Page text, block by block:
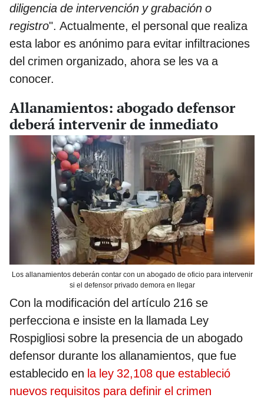
diligencia de intervención y grabación o
registro". Actualmente, el personal que realiza
esta labor es anónimo para evitar infiltraciones
del crimen organizado, ahora se les va a
conocer.
Allanamientos: abogado defensor
deberá intervenir de inmediato
Los allanamientos deberán contar con un abogado de oficio para intervenir
si el defensor privado demora en llegar
Con la modificación del artículo 216 se
perfecciona e insiste en la llamada Ley
Rospigliosi sobre la presencia de un abogado
defensor durante los allanamientos, que fue
establecido en la ley 32,108 que estableció
nuevos requisitos para definir el crimen